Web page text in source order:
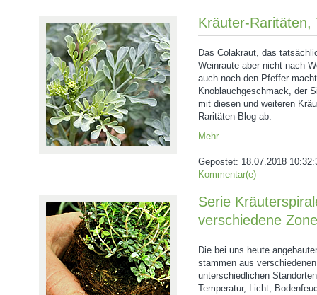
Kräuter-Raritäten,
Das Colakraut, das
Weinraute aber nicht nach
auch noch den Pfeffer
Knoblauchgeschmack, der
mit diesen und weiteren
Raritäten-Blog ab.
Mehr
Gepostet: 18.07.2018
Kommentar(e)
Serie
verschiedene
Die bei uns heute
stammen aus
unterschiedlichen
Temperatur, Licht,